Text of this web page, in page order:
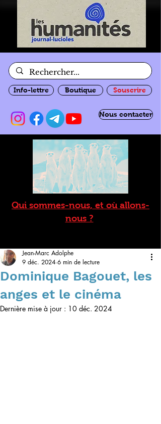
Info-lettre Boutique Souscrire
Nous contacter
Qui sommes-nous, et où allons-
nous ?
Dominique Bagouet, les
anges et le cinéma
Jean-Marc Adolphe
9 déc. 2024 6 min de lecture
Dernière mise à jour : 10 déc. 2024